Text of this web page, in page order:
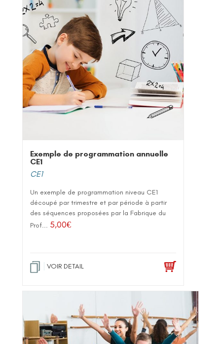
Exemple de programmation annuelle
CE1
CE1
Un exemple de programmation niveau CE1
découpé par trimestre et par période à partir
des séquences proposées par la Fabrique du
Prof... 5,00€
VOIR DETAIL